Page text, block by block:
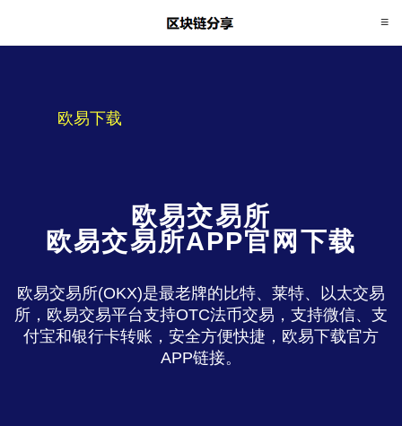
欧易下载
欧易交易所
欧易交易所APP官网下载
欧易交易所(OKX)是最老牌的比特、莱特、以太交易
所，欧易交易平台支持OTC法币交易，支持微信、支
付宝和银行卡转账，安全方便快捷，欧易下载官方
APP链接。